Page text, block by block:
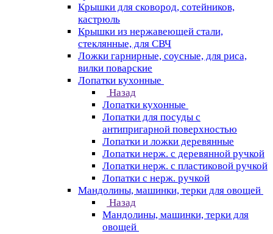
Крышки для сковород, сотейников,
кастрюль
Крышки из нержавеющей стали,
стеклянные, для СВЧ
Ложки гарнирные, соусные, для риса,
вилки поварские
Лопатки кухонные
Назад
Лопатки кухонные
Лопатки для посуды с
антипригарной поверхностью
Лопатки и ложки деревянные
Лопатки нерж. с деревянной ручкой
Лопатки нерж. с пластиковой ручкой
Лопатки с нерж. ручкой
Мандолины, машинки, терки для овощей
Назад
Мандолины, машинки, терки для
овощей